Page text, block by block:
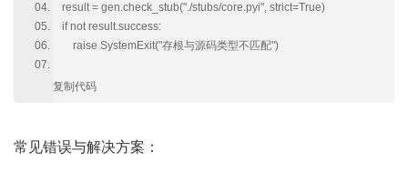
result = gen.check_stub("./stubs/core.pyi", strict=True)
if not result.success:
raise SystemExit("存根与源码类型不匹配")
复制代码
常见错误与解决方案：